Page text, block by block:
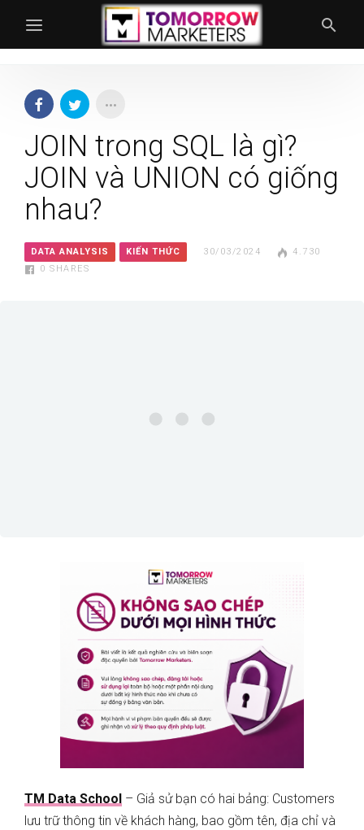
JOIN trong SQL là gì?
JOIN và UNION có giống
nhau?
DATA ANALYSIS KIẾN THỨC 30/03/2024
4.730
0 SHARES
TM Data School – Giả sử bạn có hai bảng: Customers
lưu trữ thông tin về khách hàng, bao gồm tên, địa chỉ và